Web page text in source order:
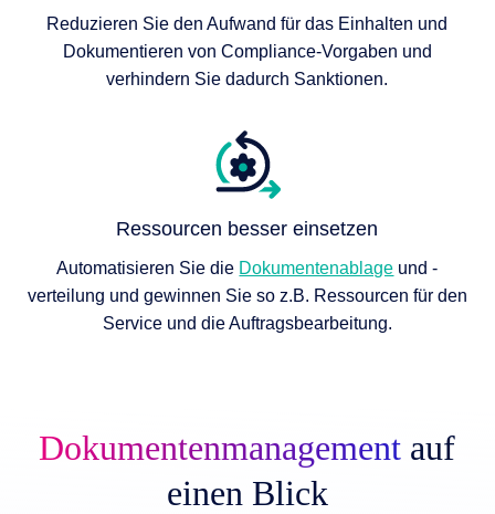
Reduzieren Sie den Aufwand für das Einhalten und
Dokumentieren von Compliance-Vorgaben und
verhindern Sie dadurch Sanktionen.
Ressourcen besser einsetzen
Automatisieren Sie die Dokumentenablage und -
verteilung und gewinnen Sie so z.B. Ressourcen für den
Service und die Auftragsbearbeitung.
Dokumenten­management auf
einen Blick